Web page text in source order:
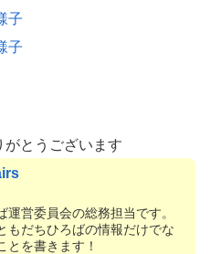
子
子
とうございます
運営委員会の総務担当です。
もだちひろばの情報だけでな
とを書きます！